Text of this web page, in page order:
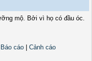
mộ. Bởi vì họ có đầu óc.
Báo cáo
Cảnh cáo